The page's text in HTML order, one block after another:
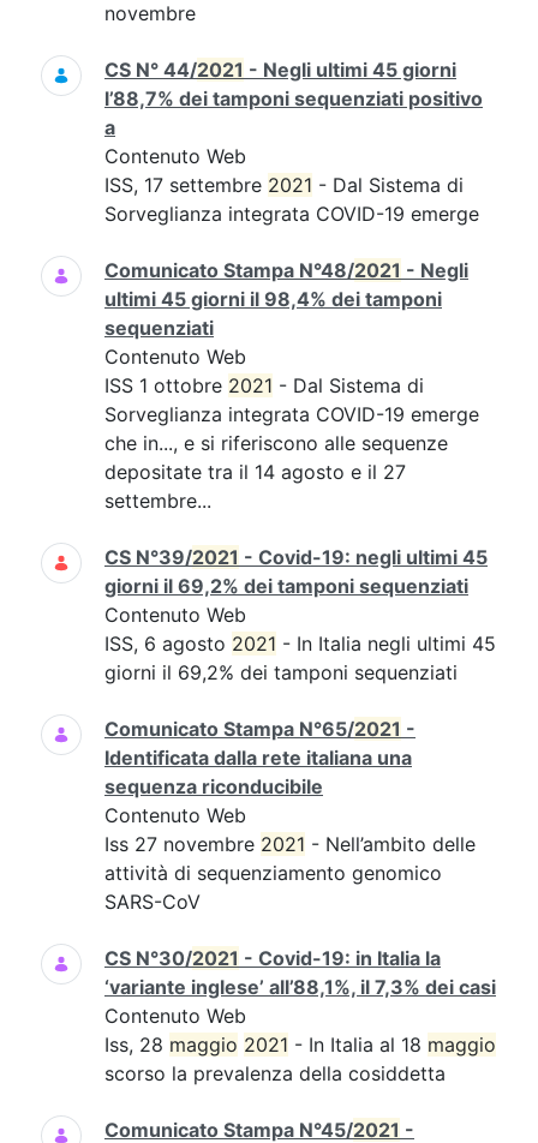
novembre
CS N° 44/2021 - Negli ultimi 45 giorni
l’88,7% dei tamponi sequenziati positivo
a
Contenuto Web
ISS, 17 settembre 2021 - Dal Sistema di
Sorveglianza integrata COVID-19 emerge
Comunicato Stampa N°48/2021 - Negli
ultimi 45 giorni il 98,4% dei tamponi
sequenziati
Contenuto Web
ISS 1 ottobre 2021 - Dal Sistema di
Sorveglianza integrata COVID-19 emerge
che in..., e si riferiscono alle sequenze
depositate tra il 14 agosto e il 27
settembre...
CS N°39/2021 - Covid-19: negli ultimi 45
giorni il 69,2% dei tamponi sequenziati
Contenuto Web
ISS, 6 agosto 2021 - In Italia negli ultimi 45
giorni il 69,2% dei tamponi sequenziati
Comunicato Stampa N°65/2021 -
Identificata dalla rete italiana una
sequenza riconducibile
Contenuto Web
Iss 27 novembre 2021 - Nell’ambito delle
attività di sequenziamento genomico
SARS-CoV
CS N°30/2021 - Covid-19: in Italia la
‘variante inglese’ all’88,1%, il 7,3% dei casi
Contenuto Web
Iss, 28 maggio 2021 - In Italia al 18 maggio
scorso la prevalenza della cosiddetta
Comunicato Stampa N°45/2021 -